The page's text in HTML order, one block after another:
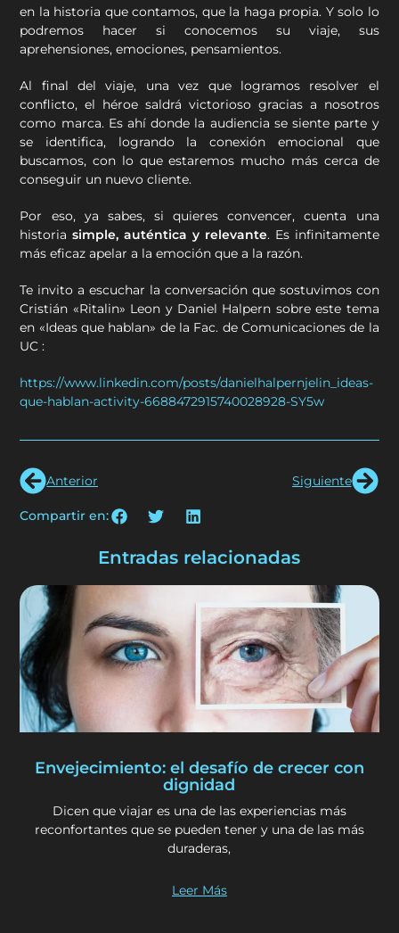
en la historia que contamos, que la haga propia. Y solo lo
podremos hacer si conocemos su viaje, sus
aprehensiones, emociones, pensamientos.
Al final del viaje, una vez que logramos resolver el
conflicto, el héroe saldrá victorioso gracias a nosotros
como marca. Es ahí donde la audiencia se siente parte y
se identifica, logrando la conexión emocional que
buscamos, con lo que estaremos mucho más cerca de
conseguir un nuevo cliente.
Por eso, ya sabes, si quieres convencer, cuenta una
historiasimple, auténtica y relevante. Es infinitamente
más eficaz apelar a la emoción que a la razón.
Te invito a escuchar la conversación que sostuvimos con
Cristián «Ritalin» Leon y Daniel Halpern sobre este tema
en «Ideas que hablan» de la Fac. de Comunicaciones de la
UC :
https://www.linkedin.com/posts/danielhalpernjelin_ideas-
que-hablan-activity-6688472915740028928-SY5w
Anterior Siguiente
Compartir en:
Entradas relacionadas
Envejecimiento: el desafío de crecer con
dignidad
Dicen que viajar es una de las experiencias más
reconfortantes que se pueden tener y una de las más
duraderas,
Leer Más